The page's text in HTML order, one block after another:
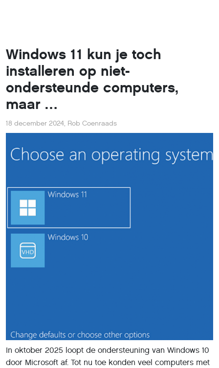
Windows 11 kun je toch
installeren op niet-
ondersteunde computers,
maar …
18 december 2024, Rob Coenraads
In oktober 2025 loopt de ondersteuning van Windows 10
door Microsoft af. Tot nu toe konden veel computers met